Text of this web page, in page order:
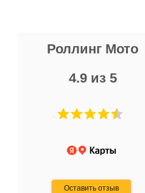
Роллинг Мото
4.9 из 5
Оставить отзыв
Не понравились условия
и дают только на год)